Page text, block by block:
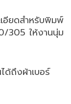
อียดสำหรับพิมพ์
305 ให้งานนุ่ม
ด้ถึงผ้าเบอร์